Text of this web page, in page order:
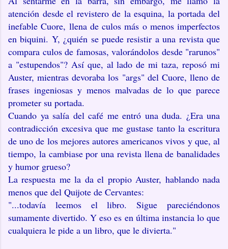
atención desde el revistero de la esquina, la portada del
inefable Cuore, llena de culos más o menos imperfectos
en biquini. Y, ¿quién se puede resistir a una revista que
compara culos de famosas, valorándolos desde "rarunos"
a "estupendos"? Así que, al lado de mi taza, reposó mi
Auster, mientras devoraba los "args" del Cuore, lleno de
frases ingeniosas y menos malvadas de lo que parece
prometer su portada.
Cuando ya salía del café me entró una duda. ¿Era una
contradicción excesiva que me gustase tanto la escritura
de uno de los mejores autores americanos vivos y que, al
tiempo, la cambiase por una revista llena de banalidades
y humor grueso?
La respuesta me la da el propio Auster, hablando nada
menos que del Quijote de Cervantes:
"...todavía leemos el libro. Sigue pareciéndonos
sumamente divertido. Y eso es en última instancia lo que
cualquiera le pide a un libro, que le divierta."